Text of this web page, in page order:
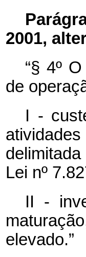
2001,
“§ 4º
de
I -
Lei nº
II -
elevado.”